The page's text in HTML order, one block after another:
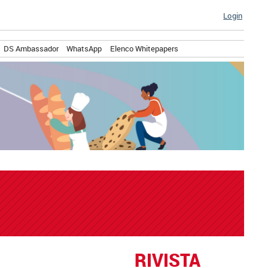
Login
DS Ambassador WhatsApp Elenco Whitepapers
RIVISTA